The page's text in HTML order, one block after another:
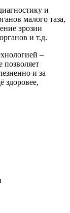
и
малого таза,
эрозии
и т.д.
–
позволяет
и за
здоровее,